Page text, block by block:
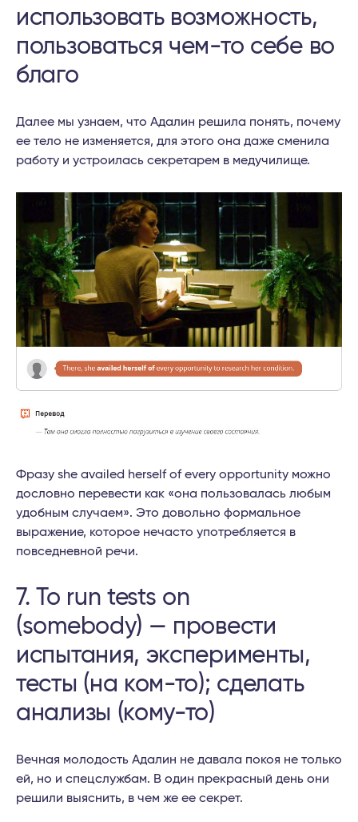
использовать возможность,
пользоваться чем-то себе во
благо
Далее мы узнаем, что Адалин решила понять, почему
ее тело не изменяется, для этого она даже сменила
работу и устроилась секретарем в медучилище.
Фразу she availed herself of every opportunity можно
дословно перевести как «она пользовалась любым
удобным случаем». Это довольно формальное
выражение, которое нечасто употребляется в
повседневной речи.
7. To run tests on
(somebody) — провести
испытания, эксперименты,
тесты (на ком-то); сделать
анализы (кому-то)
Вечная молодость Адалин не давала покоя не только
ей, но и спецслужбам. В один прекрасный день они
решили выяснить, в чем же ее секрет.